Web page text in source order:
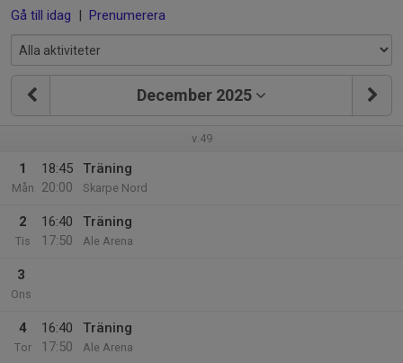
Gå till idag | Prenumerera
December 2025
v.49
1
Mån
18:45
20:00
Träning
Skarpe Nord
2
Tis
16:40
17:50
Träning
Ale Arena
3
Ons
4
Tor
16:40
17:50
Träning
Ale Arena